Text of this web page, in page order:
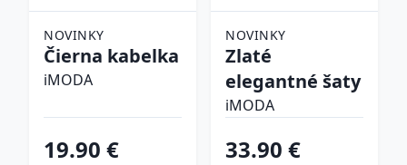
NOVINKY
Čierna kabelka
iMODA
19.90 €
NOVINKY
Zlaté
elegantné šaty
iMODA
33.90 €